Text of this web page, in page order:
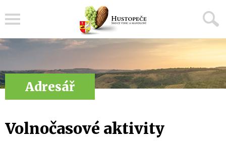
Adresář
Volnočasové aktivity